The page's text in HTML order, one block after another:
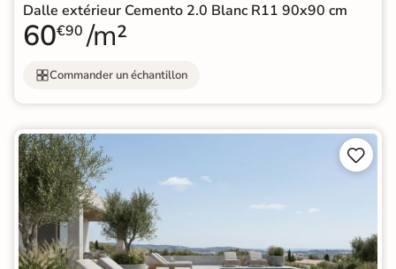
Dalle extérieur Cemento 2.0 Blanc R11 90x90 cm
60€90 /m²
Commander un échantillon

